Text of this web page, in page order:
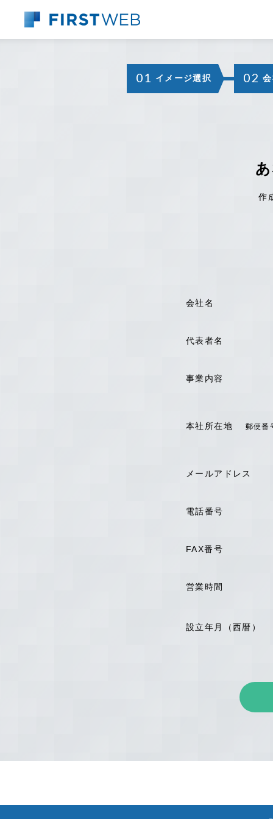
01 イメージ選択 02
作
会社名
代表者名
事業内容
本社所在地 郵便番
メールアドレス
電話番号
FAX番号
営業時間
設立年月（西暦）